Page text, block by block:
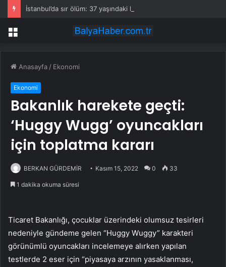
Menü
Anasayfa / Ekonomi
Ekonomi
Bakanlık harekete geçti:
‘Huggy Wugg’ oyuncakları
için toplatma kararı
BERKAN GÜRDEMİR Kasım 15, 2022 0 33
1 dakika okuma süresi
Ticaret Bakanlığı, çocuklar üzerindeki olumsuz tesirleri
nedeniyle gündeme gelen “Huggy Wuggy” karakteri
görünümlü oyuncakları incelemeye alırken yapılan
testlerde 2 eser için “piyasaya arzının yasaklanması,